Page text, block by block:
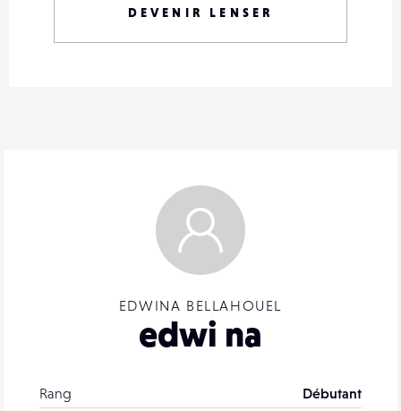
EDWINA BELLAHOUEL
edwi na
Rang
Débutant
DEVENIR LENSER